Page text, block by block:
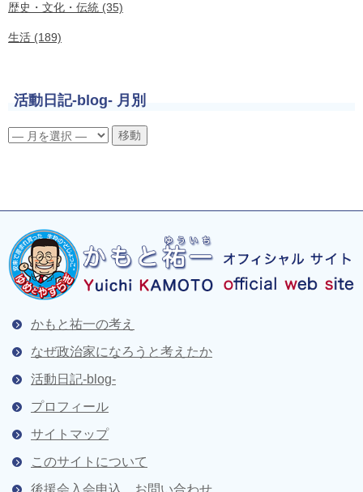
歴史・文化・伝統 (35)
生活 (189)
活動日記-blog- 月別
かもと祐一の考え
なぜ政治家になろうと考えたか
活動日記-blog-
プロフィール
サイトマップ
このサイトについて
後援会入会申込、お問い合わせ